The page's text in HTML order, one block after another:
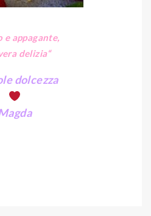
e appagante,
delizia“
dolcezza